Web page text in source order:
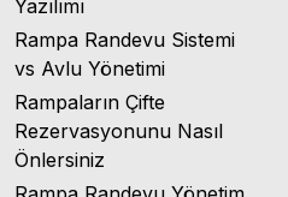
Yazılımı
Rampa Randevu Sistemi
vs Avlu Yönetimi
Rampaların Çifte
Rezervasyonunu Nasıl
Önlersiniz